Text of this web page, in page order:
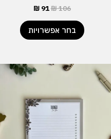
₪106
₪91
בחר אפשרויות